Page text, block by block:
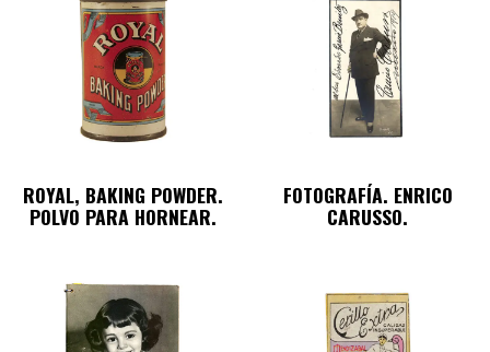
ROYAL, BAKING POWDER.
POLVO PARA HORNEAR.
FOTOGRAFÍA. ENRICO
CARUSSO.